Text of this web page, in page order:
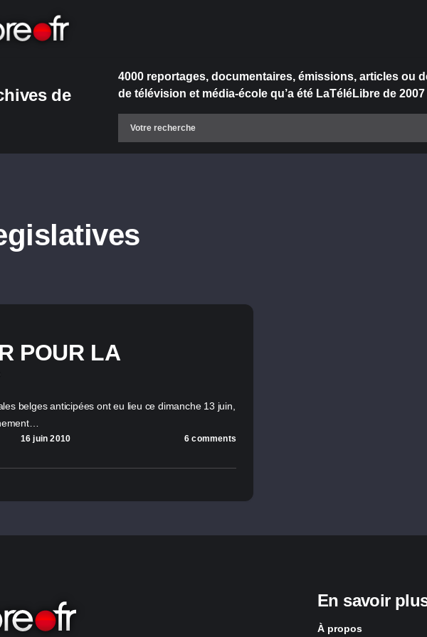
de
4000 reportages, documentaires, émissions, articles ou
de télévision et média-école qu’a été LaTéléLibre de 2007
POUR LA
belges anticipées ont eu lieu ce dimanche 13 juin,
16 juin 2010 6 comments
En savoir
À propos